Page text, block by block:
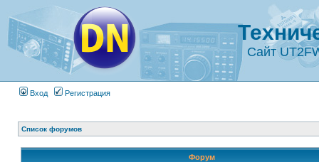
Сайт
Вход Регистрация
Список форумов
Форум